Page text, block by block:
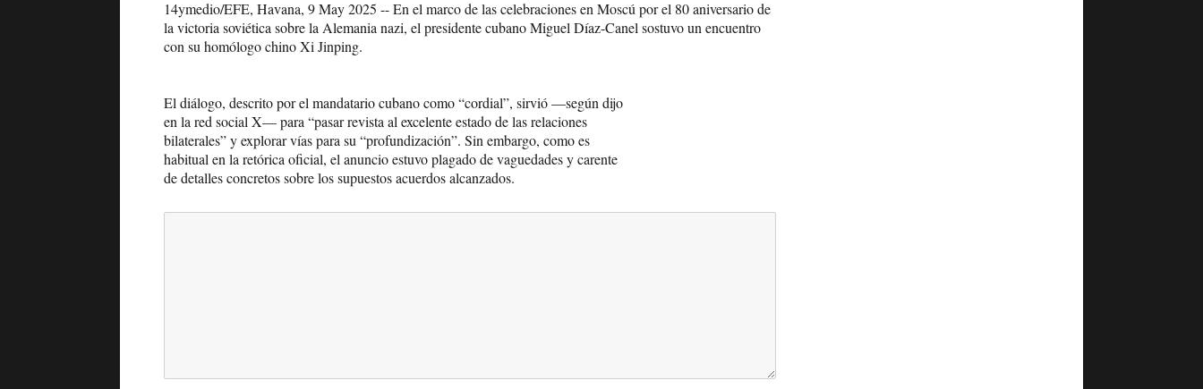
14ymedio/EFE, Havana, 9 May 2025 -- En el marco de las celebraciones en Moscú por el 80 aniversario de
la victoria soviética sobre la Alemania nazi, el presidente cubano Miguel Díaz-Canel sostuvo un encuentro
con su homólogo chino Xi Jinping.
El diálogo, descrito por el mandatario cubano como “cordial”, sirvió —según dijo
en la red social X— para “pasar revista al excelente estado de las relaciones
bilaterales” y explorar vías para su “profundización”. Sin embargo, como es
habitual en la retórica oficial, el anuncio estuvo plagado de vaguedades y carente
de detalles concretos sobre los supuestos acuerdos alcanzados.